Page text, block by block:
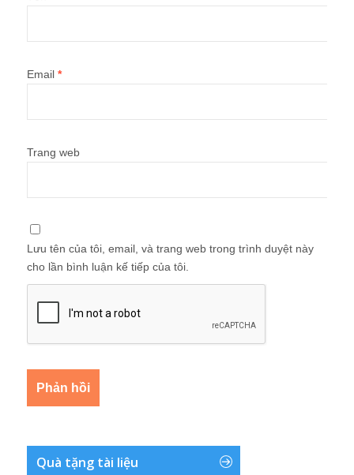
Email *
Trang web
Lưu tên của tôi, email, và trang web trong trình duyệt này
cho lần bình luận kế tiếp của tôi.
Quà tặng tài liệu